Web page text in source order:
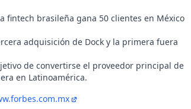
fintech brasileña gana 50 clientes en México
adquisición de Dock y la primera fuera
de convertirse el proveedor principal de
en Latinoamérica.